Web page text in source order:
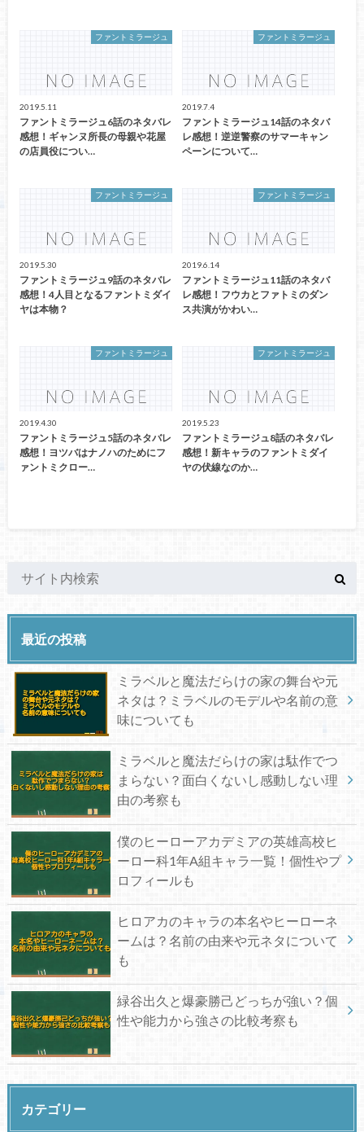
ファントミラージュ
2019.5.11
ファントミラージュ6話のネタバレ
感想！ギャンヌ所長の母親や花屋
の店員役につい…
ファントミラージュ
2019.7.4
ファントミラージュ14話のネタバ
レ感想！逆逆警察のサマーキャン
ペーンについて…
ファントミラージュ
2019.5.30
ファントミラージュ9話のネタバレ
感想！4人目となるファントミダイ
ヤは本物？
ファントミラージュ
2019.6.14
ファントミラージュ11話のネタバ
レ感想！フウカとファトミのダン
ス共演がかわい…
ファントミラージュ
2019.4.30
ファントミラージュ5話のネタバレ
感想！ヨツバはナノハのためにフ
ァントミクロー…
ファントミラージュ
2019.5.23
ファントミラージュ8話のネタバレ
感想！新キャラのファントミダイ
ヤの伏線なのか…
最近の投稿
ミラベルと魔法だらけの家の舞台や元
ネタは？ミラベルのモデルや名前の意
味についても
ミラベルと魔法だらけの家は駄作でつ
まらない？面白くないし感動しない理
由の考察も
僕のヒーローアカデミアの英雄高校ヒ
ーロー科1年A組キャラ一覧！個性やプ
ロフィールも
ヒロアカのキャラの本名やヒーローネ
ームは？名前の由来や元ネタについて
も
緑谷出久と爆豪勝己どっちが強い？個
性や能力から強さの比較考察も
カテゴリー